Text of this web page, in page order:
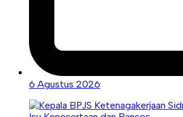
6 Agustus 2026